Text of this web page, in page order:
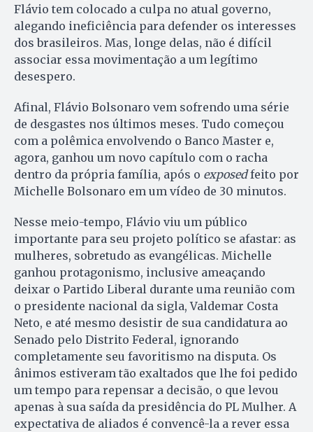
Flávio tem colocado a culpa no atual governo,
alegando ineficiência para defender os interesses
dos brasileiros. Mas, longe delas, não é difícil
associar essa movimentação a um legítimo
desespero.
Afinal, Flávio Bolsonaro vem sofrendo uma série
de desgastes nos últimos meses. Tudo começou
com a polêmica envolvendo o Banco Master e,
agora, ganhou um novo capítulo com o racha
dentro da própria família, após o exposedfeito por
Michelle Bolsonaro em um vídeo de 30 minutos.
Nesse meio-tempo, Flávio viu um público
importante para seu projeto político se afastar: as
mulheres, sobretudo as evangélicas. Michelle
ganhou protagonismo, inclusive ameaçando
deixar o Partido Liberal durante uma reunião com
o presidente nacional da sigla, Valdemar Costa
Neto, e até mesmo desistir de sua candidatura ao
Senado pelo Distrito Federal, ignorando
completamente seu favoritismo na disputa. Os
ânimos estiveram tão exaltados que lhe foi pedido
um tempo para repensar a decisão, o que levou
apenas à sua saída da presidência do PL Mulher. A
expectativa de aliados é convencê-la a rever essa